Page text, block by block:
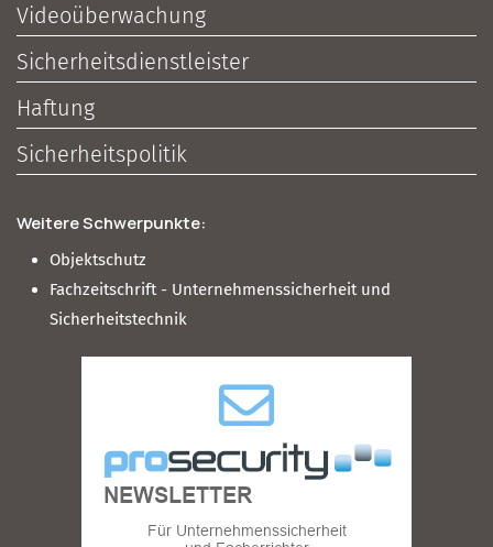
Videoüberwachung
Sicherheitsdienstleister
Haftung
Sicherheitspolitik
Weitere Schwerpunkte:
Objektschutz
Fachzeitschrift - Unternehmenssicherheit und
Sicherheitstechnik